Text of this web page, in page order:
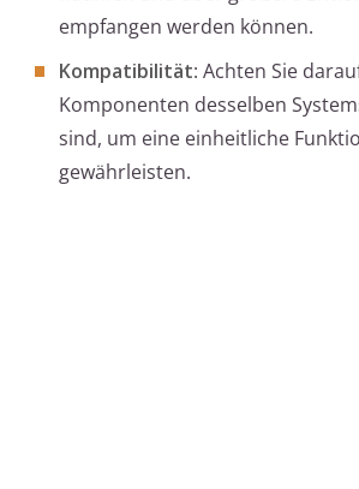
empfangen werden können.
Kompatibilität: Achten Sie
Komponenten desselben
sind, um eine einheitliche
gewährleisten.